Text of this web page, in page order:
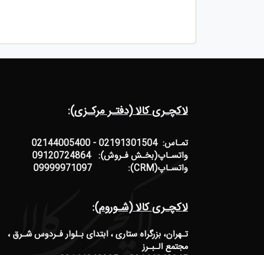
لاکچـری کالا (دفتـر مرکـزی):
تمـاس: 02191301504 - 02144005400
واتسـاپ(بخـش فـروش): 09120724864
واتسـاپ(CRM): 09999971097
لاکچـری کالا (شـوروم):
تـهران، بزرگراه ستاری ، ابتدای بـلوار فـردوس شـرق ،
مجتمع الـبـرز